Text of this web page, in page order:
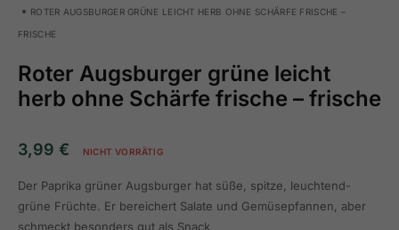
ROTER AUGSBURGER GRÜNE LEICHT HERB OHNE SCHÄRFE FRISCHE –
FRISCHE
Roter Augsburger grüne leicht
herb ohne Schärfe frische – frische
3,99 € NICHT VORRÄTIG
Der Paprika grüner Augsburger hat süße, spitze, leuchtend-
grüne Früchte. Er bereichert Salate und Gemüsepfannen, aber
schmeckt besonders gut als Snack